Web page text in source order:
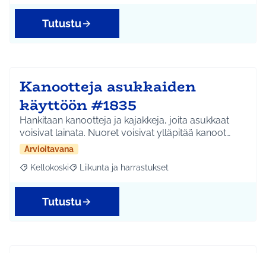
Tutustu
Kanootteja asukkaiden
käyttöön #1835
Hankitaan kanootteja ja kajakkeja, joita asukkaat
voisivat lainata. Nuoret voisivat ylläpitää kanoot…
Arvioitavana
Rajaa tulokset aihepiirin mukaan: Kellokoski
Kellokoski Rajaa tulokset teeman mukaan: Liikunta ja
Liikunta ja harrastukset
Tutustu